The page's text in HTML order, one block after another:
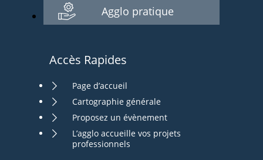
Agglo pratique
Accès Rapides
Page d’accueil
Cartographie générale
Proposez un évènement
L’agglo accueille vos projets
professionnels